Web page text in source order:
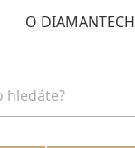
O DIAMANTECH